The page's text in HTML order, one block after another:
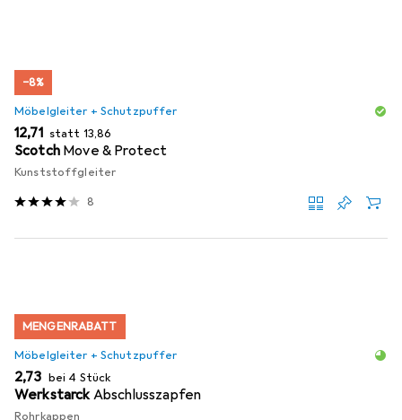
−8%
Möbelgleiter + Schutzpuffer
EUR
12,71 statt EUR
13,86
Scotch Move & Protect
Kunststoffgleiter
8
MENGENRABATT
Möbelgleiter + Schutzpuffer
EUR
2,73 bei 4 Stück
WerkstarckAbschlusszapfen
Rohrkappen